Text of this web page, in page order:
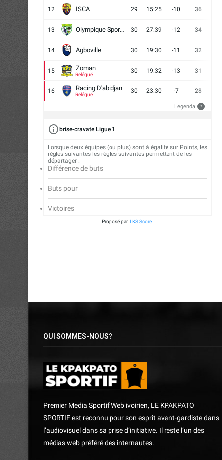
12 ISCA 29 15:25 -10 36
13 Olympique Sport d'Abobo FC 30 27:39 -12 34
14 Agboville 30 19:30 -11 32
15 Zoman
Relégué
30 19:32 -13 31
16 Racing D'abidjan
Relégué
30 23:30 -7 28
Legenda ?
brise-cravate Ligue 1
Lorsque deux équipes (ou plus) sont à égalité sur Points, les
règles suivantes les règles suivantes permettent de les
départager :
Différence de buts
Buts pour
Victoires
Proposé par LKS Score
QUI SOMMES-NOUS?
Premier Media Sportif Web ivoirien, LE KPAKPATO
SPORTIF est reconnu pour son esprit avant-gardiste dans
l’audiovisuel dans sa prise d’initiative. Il reste l’un des
médias web préféré des internautes.